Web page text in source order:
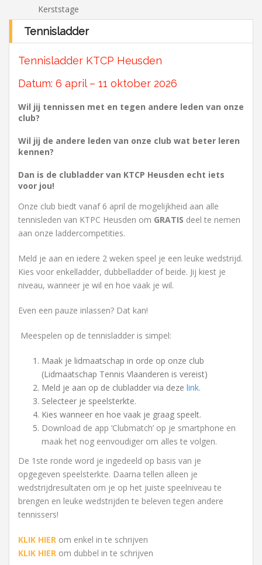
Kerststage
Tennisladder
Tennisladder KTCP Heusden
Datum: 6 april – 11 oktober 2026
Wil jij tennissen met en tegen andere leden van onze
club?
Wil jij de andere leden van onze club wat beter leren
kennen?
Dan is de clubladder van KTCP Heusden echt iets
voor jou!
Onze club biedt vanaf 6 april de mogelijkheid aan alle
tennisleden van KTPC Heusden om GRATIS deel te nemen
aan onze laddercompetities.
Meld je aan en iedere 2 weken speel je een leuke wedstrijd.
Kies voor enkelladder, dubbelladder of beide. Jij kiest je
niveau, wanneer je wil en hoe vaak je wil.
Even een pauze inlassen? Dat kan!
Meespelen op de tennisladder is simpel:
Maak je lidmaatschap in orde op onze club
(Lidmaatschap Tennis Vlaanderen is vereist)
Meld je aan op de clubladder via deze link.
Selecteer je speelsterkte.
Kies wanneer en hoe vaak je graag speelt.
Download de app ‘Clubmatch’ op je smartphone en
maak het nog eenvoudiger om alles te volgen.
De 1ste ronde word je ingedeeld op basis van je
opgegeven speelsterkte. Daarna tellen alleen je
wedstrijdresultaten om je op het juiste speelniveau te
brengen en leuke wedstrijden te beleven tegen andere
tennissers!
KLIK HIER om enkel in te schrijven
KLIK HIER om dubbel in te schrijven